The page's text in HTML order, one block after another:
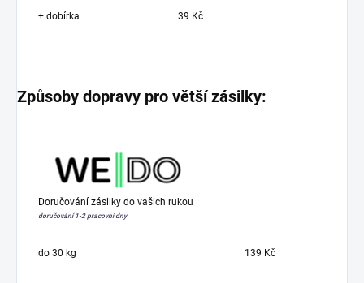
+ dobírka 39 Kč
Způsoby dopravy pro větší zásilky:
Doručování zásilky do vašich rukou
doručování 1-2 pracovní dny
do 30 kg 139 Kč